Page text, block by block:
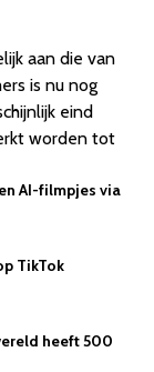
aan die van
is nu nog
eind
worden tot
AI-filmpjes via
TikTok
heeft 500